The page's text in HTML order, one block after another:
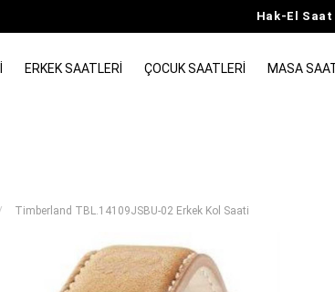
Hak-El Saat
ERKEK SAATLERI ÇOCUK SAATLERI MASA
Timberland TBL.14109JSBU-02 Erkek Kol Saati